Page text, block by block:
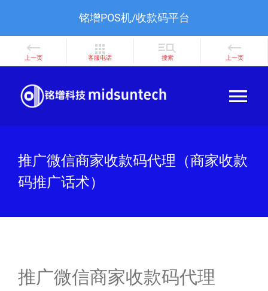
POS机办理
POS商城
推广微信商家收款码代理（商家收款
码推广话术）
推广微信商家收款码代理
铭增POS机/收款码平台